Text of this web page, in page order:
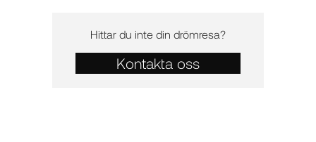
Hittar du inte din drömresa?
Kontakta oss